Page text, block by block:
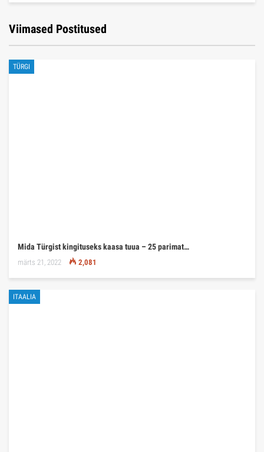
Viimased Postitused
TÜRGI
Mida Türgist kingituseks kaasa tuua – 25 parimat…
märts 21, 2022 2,081
ITAALIA